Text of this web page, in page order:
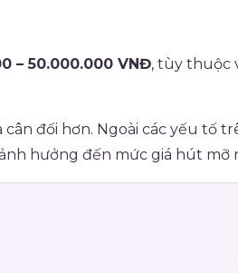
– 50.000.000 VNĐ, tùy thuộc
đối hơn. Ngoài các yếu tố
hưởng đến mức giá hút mỡ